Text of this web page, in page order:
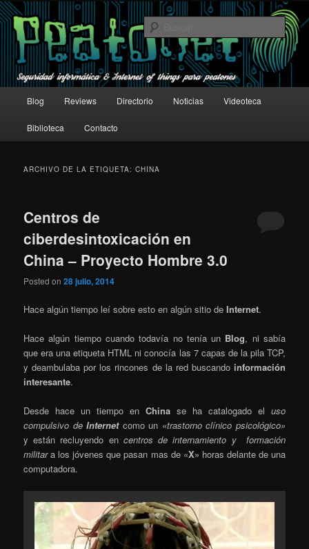
Ir
al
contenido
principal
Ir
al
contenido
secundarioUn peatón en la red
Seguridad informática & Internet of things para peatones
principal
Blog Reviews Directorio Noticias Videoteca
Biblioteca Contacto
ARCHIVO DE LA ETIQUETA:CHINA
Centros de
ciberdesintoxicación en
China – Proyecto Hombre 3.0
Posted on28 julio, 2014
Hace algún tiempo leí sobre esto en algún sitio deInternet.
Hace algún tiempo cuando todavía no tenía un Blog, ni sabía
que era una etiqueta HTML ni conocía las 7 capas de la pila TCP,
y deambulaba por los rincones de la red buscando información
interesante.
Desde hace un tiempo en China se ha catalogado el uso
compulsivo deInternetcomo un «trastorno clínico psicológico»
y están recluyendo en centros de internamiento y formación
militara los jóvenes que pasan mas de «X» horas delante de una
computadora.